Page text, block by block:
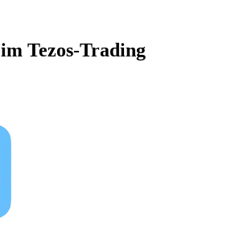
Tezos-Trading